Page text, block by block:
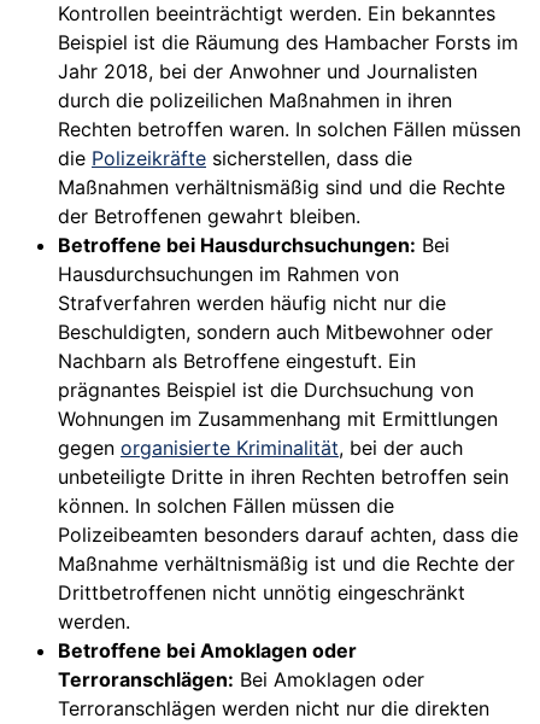
Kontrollen beeinträchtigt werden. Ein bekanntes
Beispiel ist die Räumung des Hambacher Forsts im
Jahr 2018, bei der Anwohner und Journalisten
durch die polizeilichen Maßnahmen in ihren
Rechten betroffen waren. In solchen Fällen müssen
die Polizeikräfte sicherstellen, dass die
Maßnahmen verhältnismäßig sind und die Rechte
der Betroffenen gewahrt bleiben.
Betroffene bei Hausdurchsuchungen: Bei
Hausdurchsuchungen im Rahmen von
Strafverfahren werden häufig nicht nur die
Beschuldigten, sondern auch Mitbewohner oder
Nachbarn als Betroffene eingestuft. Ein
prägnantes Beispiel ist die Durchsuchung von
Wohnungen im Zusammenhang mit Ermittlungen
gegen organisierte Kriminalität, bei der auch
unbeteiligte Dritte in ihren Rechten betroffen sein
können. In solchen Fällen müssen die
Polizeibeamten besonders darauf achten, dass die
Maßnahme verhältnismäßig ist und die Rechte der
Drittbetroffenen nicht unnötig eingeschränkt
werden.
Betroffene bei Amoklagen oder
Terroranschlägen: Bei Amoklagen oder
Terroranschlägen werden nicht nur die direkten